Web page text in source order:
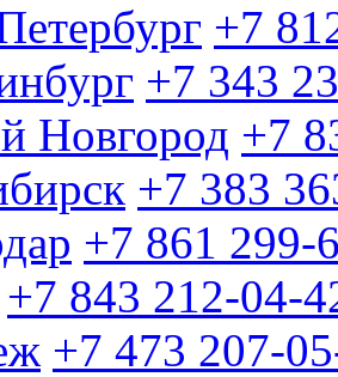
+7
+7 343
Новгород +7
+7 383
+7 861 299-
+7 843 212-04-
+7 473 207-